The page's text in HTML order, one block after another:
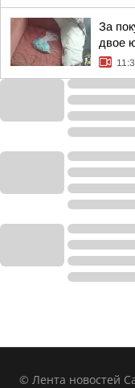
За
двое
© Лента новостей